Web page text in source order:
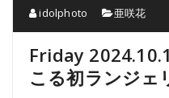
idolphoto 亜咲花
Friday
こる初ランジェ